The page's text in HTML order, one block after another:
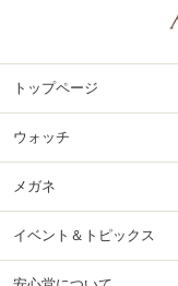
トップページ
ウォッチ
メガネ
イベント＆トピックス